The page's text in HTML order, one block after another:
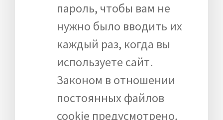
пароль, чтобы вам не
нужно было вводить их
каждый раз, когда вы
используете сайт.
Законом в отношении
постоянных файлов
cookie предусмотрено,